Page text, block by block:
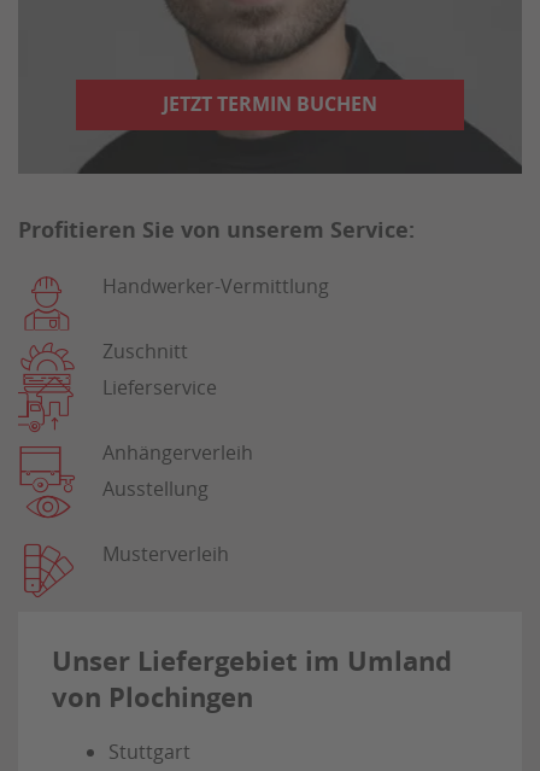
JETZT TERMIN BUCHEN
Profitieren Sie von unserem Service:
Handwerker-Vermittlung
Zuschnitt
Lieferservice
Anhängerverleih
Ausstellung
Musterverleih
Unser Liefergebiet im Umland
von Plochingen
Stuttgart